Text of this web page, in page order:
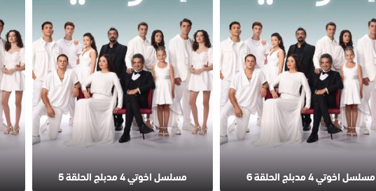
مسلسل اخوتي 4 مدبلج الحلقة 6 مسلسل اخوتي 4 مدبلج الحلقة 5